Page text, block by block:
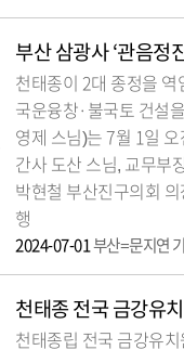
부산 삼광사 ‘관음정
천태종이 2대 종정을 역
국운융창·불국토 건설
영제 스님)는 7월 1일
간사 도산 스님, 교무부
박현철 부산진구의회
행
2024-07-01 부산=문지연
천태종 전국 금강유
천태종립 전국 금강유